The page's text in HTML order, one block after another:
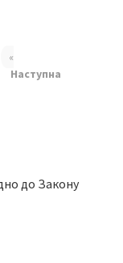
«
Наступна
до Закону